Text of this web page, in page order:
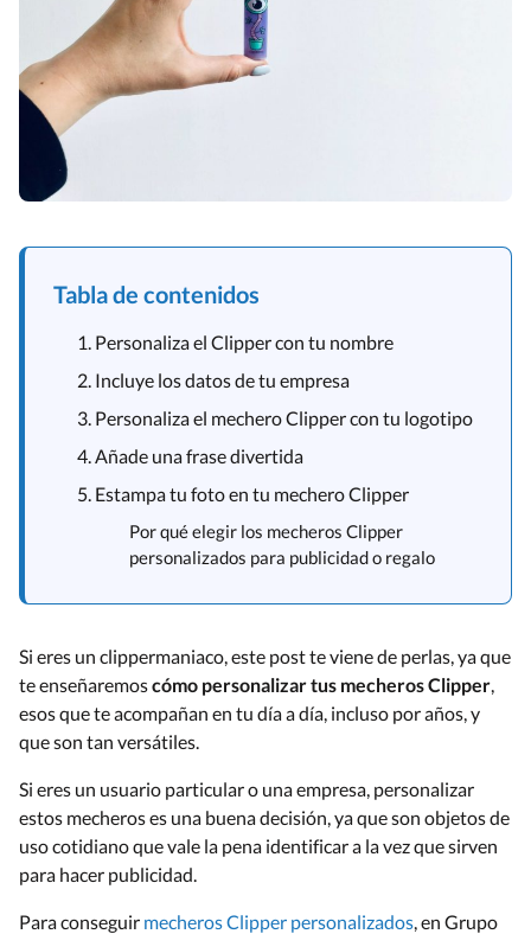
Tabla de contenidos
1. Personaliza el Clipper con tu nombre
2. Incluye los datos de tu empresa
3. Personaliza el mechero Clipper con tu logotipo
4. Añade una frase divertida
5. Estampa tu foto en tu mechero Clipper
Por qué elegir los mecheros Clipper
personalizados para publicidad o regalo
Si eres un clippermaniaco, este post te viene de perlas, ya que
te enseñaremoscómo personalizar tus mecheros Clipper,
esos que te acompañan en tu día a día, incluso por años, y
que son tan versátiles.
Si eres un usuario particular o una empresa, personalizar
estos mecheros es una buena decisión, ya que son objetos de
uso cotidiano que vale la pena identificar a la vez que sirven
para hacer publicidad.
Para conseguir mecheros Clipper personalizados, en Grupo